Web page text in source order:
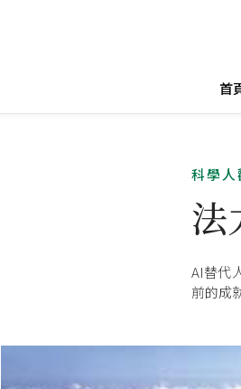
首
科學人
法
AI替代
前的成